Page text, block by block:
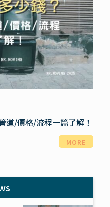
道/價格/流程一篇了解！
MORE